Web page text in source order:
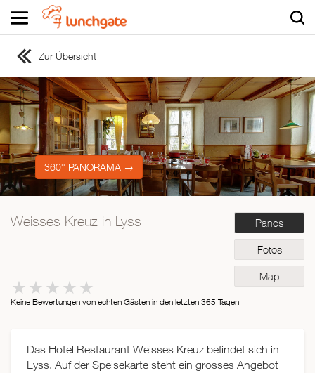
ZUR STARTSEITE
ZUR RESTAURANTSUCHE
Asiatisch
Italienisch
Französisch
Traditionell
Mexikanisch
Zur Übersicht
360° PANORAMA →
Panos
Fotos
Map
Weisses Kreuz in Lyss
Keine Bewertungen von echten Gästen in den letzten 365 Tagen
Das Hotel Restaurant Weisses Kreuz befindet sich in
Lyss. Auf der Speisekarte steht ein grosses Angebot